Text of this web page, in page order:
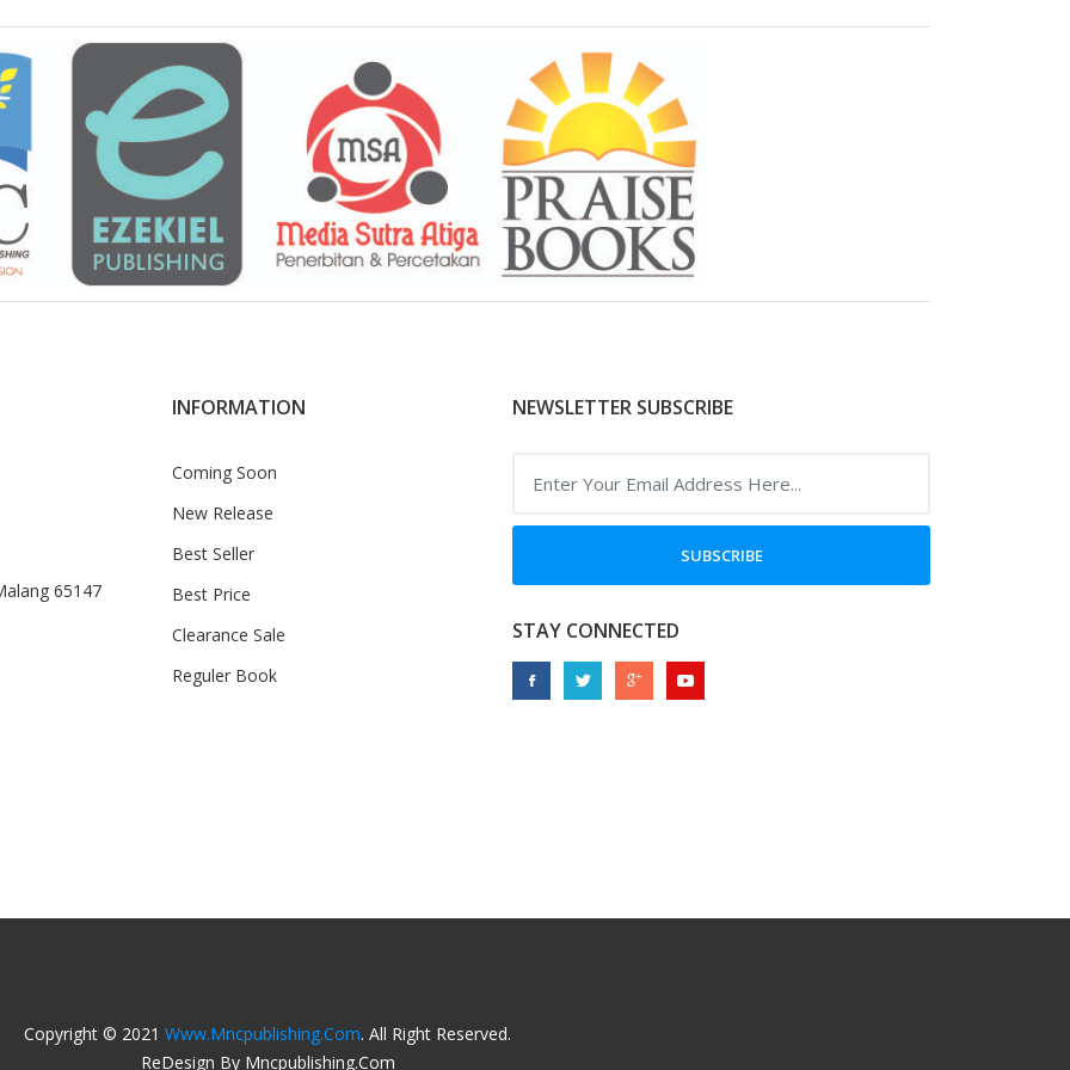
65147
INFORMATION
Coming Soon
New Release
Best Seller
Best Price
Clearance Sale
Reguler Book
NEWSLETTER SUBSCRIBE
SUBSCRIBE
STAY CONNECTED
Copyright © 2021 Www.mncpublishing.com. All Right Reserved.
ReDesign By Mncpublishing.com